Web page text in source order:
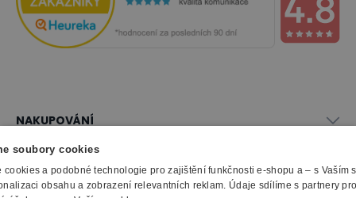
NAKUPOVÁNÍ
Vše o nákupu
Obchodní podmínky
Doprava a montáž
SLUŽBY
Naše katalogy
soubory cookies
cookies a podobné technologie pro zajištění funkčnosti e-shopu a – s Vaším
obsahu a zobrazení relevantních reklam. Údaje sdílíme s partnery